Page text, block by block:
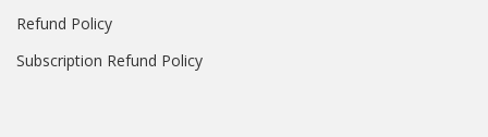
Refund Policy
Subscription Refund Policy